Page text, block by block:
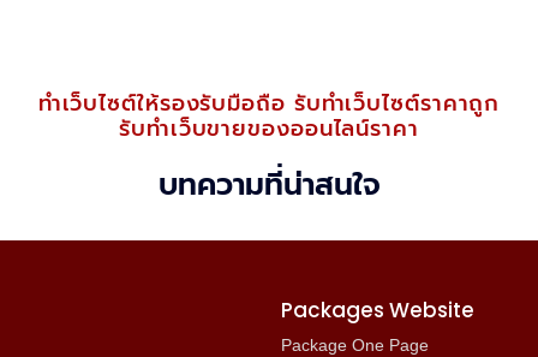
ทำเว็บไซต์ให้รองรับมือถือ รับทำเว็บไซต์ราคาถูก
รับทำเว็บขายของออนไลน์ราคา
บทความที่น่าสนใจ
Packages Website
Package One Page